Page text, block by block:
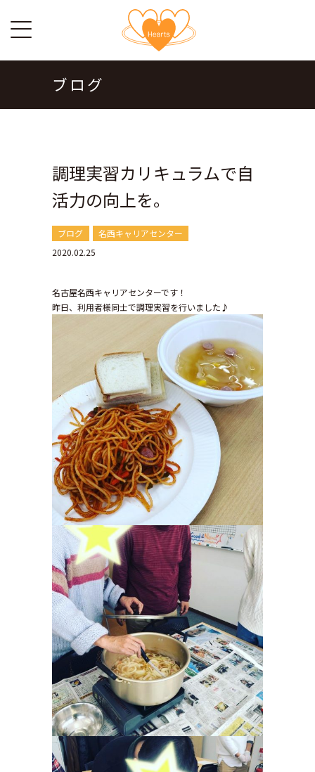
ブログ
調理実習カリキュラムで自
活力の向上を。
ブログ
名西キャリアセンター
2020.02.25
名古屋名西キャリアセンターです！
昨日、利用者様同士で調理実習を行いました♪